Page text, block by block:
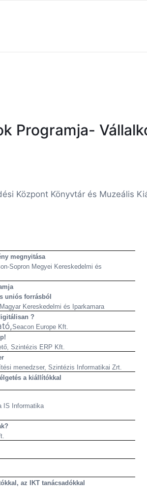
Programja-
Központ Könyvtár és Muzeális
megnyitása
Sopron Megyei Kereskedelmi és
uniós forrásból
Kereskedelmi és Iparkamara
?
Seacon Europe Kft.
Szintézis ERP Kft.
menedzser, Szintézis Informatikai Zrt.
a kiállítókkal
IS Informatika
az IKT tanácsadókkal